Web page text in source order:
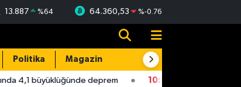
13.887 %64 64.360,53 %-0.76
Politika Magazin Resmi İlanlar
4,1 büyüklüğünde deprem 10:56